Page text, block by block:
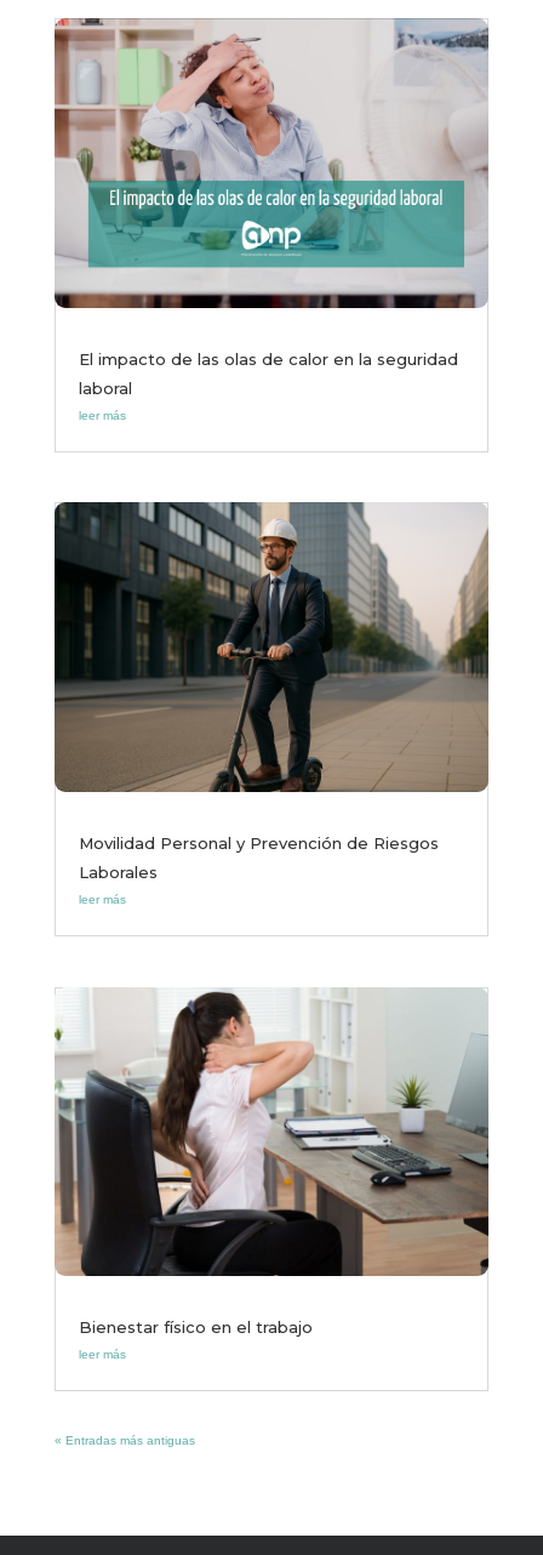
El impacto de las olas de calor en la seguridad
laboral
leer más
Movilidad Personal y Prevención de Riesgos
Laborales
leer más
Bienestar físico en el trabajo
leer más
« Entradas más antiguas